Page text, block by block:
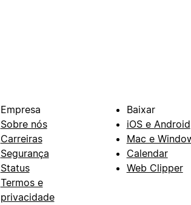
Empresa
Sobre nós
Carreiras
Segurança
Status
Termos e
privacidade
Baixar
iOS e Android
Mac e
Calendar
Web Clipper